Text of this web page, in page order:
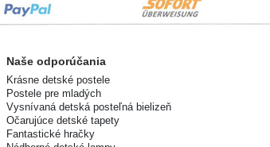
Naše odporúčania
Krásne detské postele
Postele pre mladých
Vysnívaná detská posteľná bielizeň
Očarujúce detské tapety
Fantastické hračky